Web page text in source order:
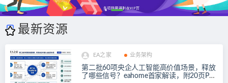
最新资源
EA之家 业务架构
第二批60项央企人工智能高价值场景，释放
了哪些信号？eahome首家解读，附20页PD